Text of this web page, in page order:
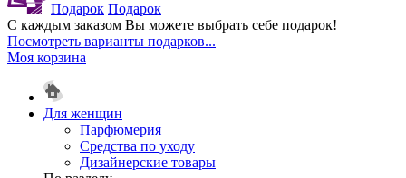
Подарок Подарок
С каждым заказом Вы можете выбрать себе подарок!
Посмотреть варианты подарков...
Моя корзина
Для женщин
Парфюмерия
Средства по уходу
Дизайнерские товары